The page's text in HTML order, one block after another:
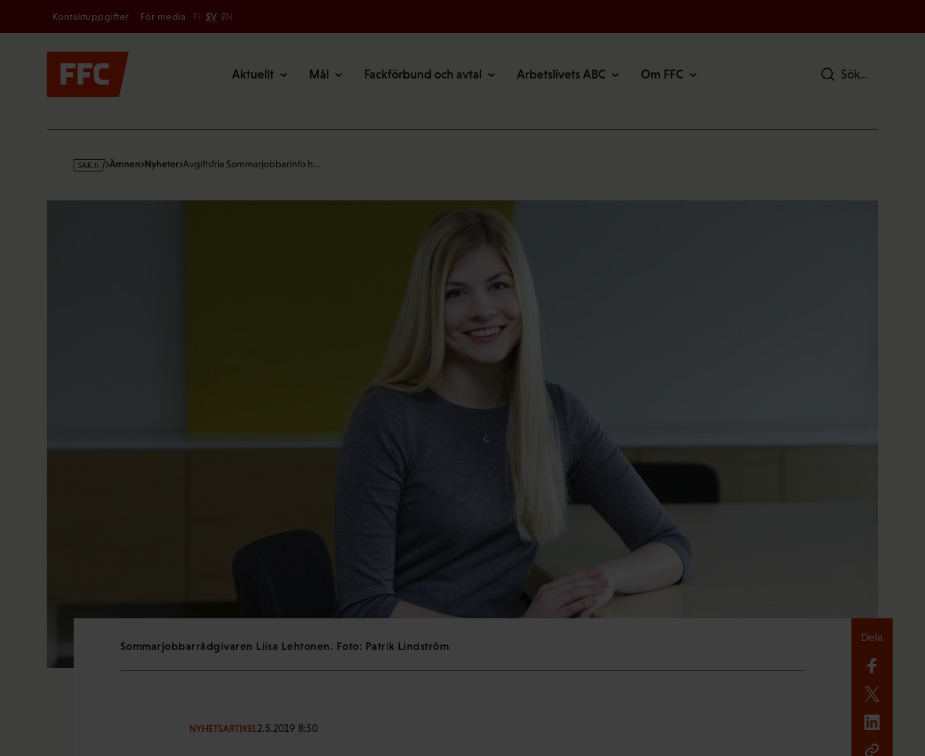
Secondary
Kontaktuppgifter För media FI SV EN
Aktuellt Mål Fackförbund och avtal Arbetslivets ABC Om FFC Sök
s
Ämnen Nyheter Avgiftsfria Sommarjobbarinfo h…
Sommarjobbarrådgivaren Liisa Lehtonen. Foto: Patrik Lindström
NYHETSARTIKEL2.5.2019 8:50
Dela